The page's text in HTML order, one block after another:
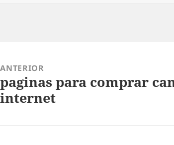
ANTERIOR
Entrada
anterior:
paginas para comprar
internet